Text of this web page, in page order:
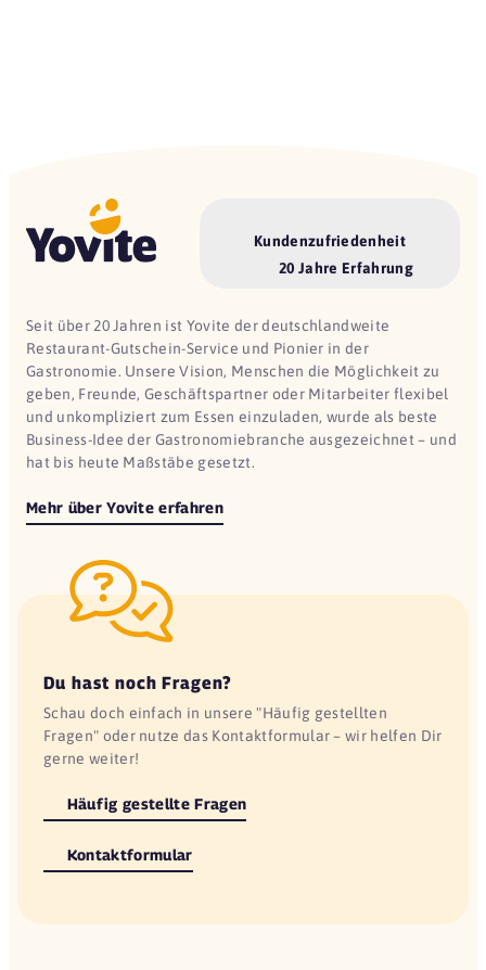
Kundenzufriedenheit
20 Jahre Erfahrung
Seit über 20 Jahren ist Yovite der deutschlandweite
Restaurant-Gutschein-Service und Pionier in der
Gastronomie. Unsere Vision, Menschen die Möglichkeit zu
geben, Freunde, Geschäftspartner oder Mitarbeiter flexibel
und unkompliziert zum Essen einzuladen, wurde als beste
Business-Idee der Gastronomiebranche ausgezeichnet – und
hat bis heute Maßstäbe gesetzt.
Mehr über Yovite erfahren
Du hast noch Fragen?
Schau doch einfach in unsere "Häufig gestellten
Fragen" oder nutze das Kontaktformular – wir helfen Dir
gerne weiter!
Häufig gestellte Fragen
Kontaktformular